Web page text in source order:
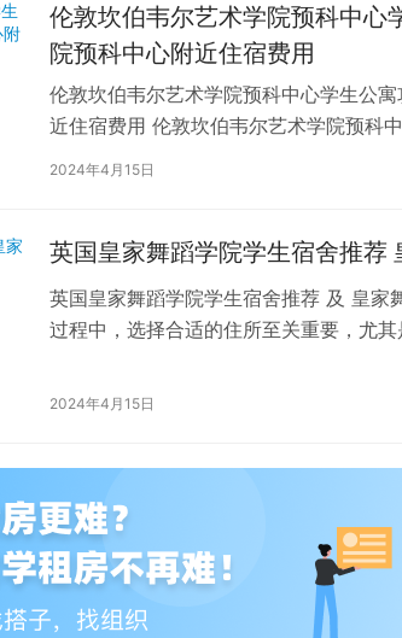
伦敦坎伯韦尔艺术学院预科中心
院预科中心附近住宿费用
伦敦坎伯韦尔艺术学院预科中心学生公
近住宿费用 伦敦坎伯韦尔艺术学院预科
2024年4月15日
英国皇家舞蹈学院学生宿舍推荐
英国皇家舞蹈学院学生宿舍推荐 及 皇家
过程中，选择合适的住所至关重要，尤
2024年4月15日